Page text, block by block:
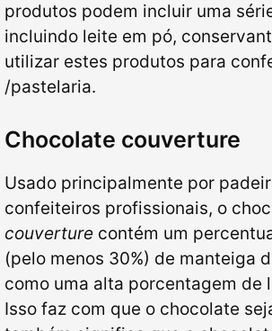
produtos podem incluir uma
incluindo leite em pó,
utilizar estes produtos para
/pastelaria.
Chocolate couverture
Usado principalmente por
confeiteiros profissionais, o
couverture contém um
(pelo menos 30%) de manteiga
como uma alta porcentagem de
Isso faz com que o chocolate